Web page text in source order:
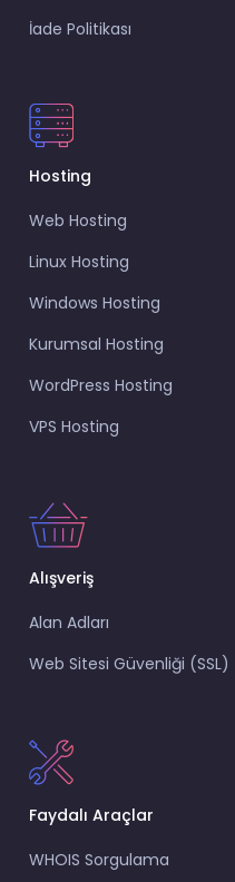
İade Politikası
Hosting
Web Hosting
Linux Hosting
Windows Hosting
Kurumsal Hosting
WordPress Hosting
VPS Hosting
Alışveriş
Alan Adları
Web Sitesi Güvenliği (SSL)
Faydalı Araçlar
WHOIS Sorgulama